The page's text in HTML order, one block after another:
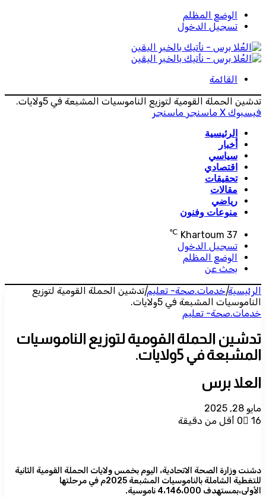
الوضع المظلم
تسجيل الدخول
القائمة
تدشين الحملة القومية لتوزيع الناموسيات المشبعة في 5ولايات.
فيسبوك ‫X ماسنجر ماسنجر
الرئيسية
أخبار
سياسي
اقتصادي
تحقيقات
مقالات
رياضي
منوعات وفنون
Khartoum 37
℃
تسجيل الدخول
الوضع المظلم
بحث عن
الرئيسية|خدمات.صحة- تعليم|تدشين الحملة القومية لتوزيع
الناموسيات المشبعة في 5ولايات.
خدمات.صحة- تعليم
تدشين الحملة القومية لتوزيع الناموسيات
المشبعة في 5ولايات.
العلا برس
مايو 28, 2025
0
16 أقل من دقيقة
دشنت وزارة الصحة الاتحادية، اليوم بخمس ولايات الحملة القومية الثانية
للتغطية الشاملة بالناموسيات المشبعة 2025م في مرحلتها
الأولى،بمستهدف 4،146،000 ناموسية.